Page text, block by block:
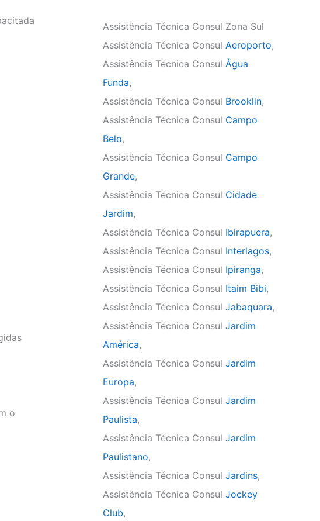
o
Assistência Técnica Consul Zona Sul
Assistência Técnica Consul Aeroporto,
Assistência Técnica Consul Água
Funda,
Assistência Técnica Consul Brooklin,
Assistência Técnica Consul Campo
Belo,
Assistência Técnica Consul Campo
Grande,
Assistência Técnica Consul Cidade
Jardim,
Assistência Técnica Consul Ibirapuera,
Assistência Técnica Consul Interlagos,
Assistência Técnica Consul Ipiranga,
Assistência Técnica Consul Itaim Bibi,
Assistência Técnica Consul Jabaquara,
Assistência Técnica Consul Jardim
América,
Assistência Técnica Consul Jardim
Europa,
Assistência Técnica Consul Jardim
Paulista,
Assistência Técnica Consul Jardim
Paulistano,
Assistência Técnica Consul Jardins,
Assistência Técnica Consul Jockey
Club,